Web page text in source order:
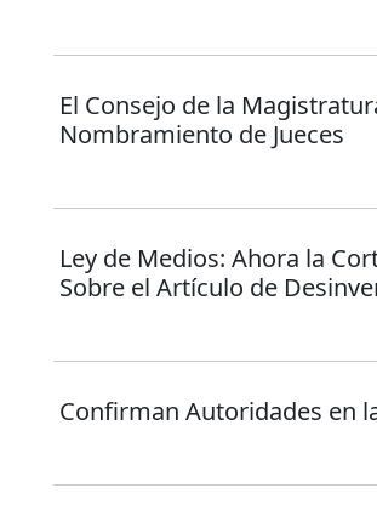
El Consejo de la
Nombramiento de Jueces
Ley de Medios: Ahora la
Sobre el Artículo de
Confirman Autoridades en